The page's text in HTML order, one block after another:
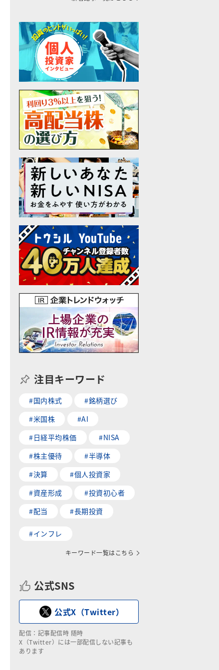
注目キーワード
#国内株式
#銘柄選び
#米国株
#AI
#日経平均株価
#NISA
#株主優待
#半導体
#決算
#個人投資家
#資産形成
#投資初心者
#配当
#長期投資
#インフレ
キーワード一覧はこちら
公式SNS
公式X（Twitter）
配信：記事配信時 随時
X（Twitter）には一部配信しない記事も
あります